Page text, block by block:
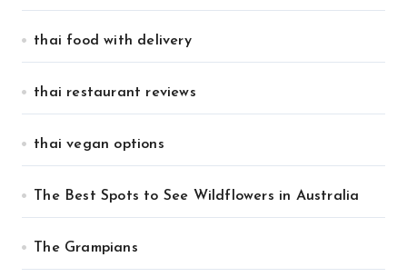
thai food with delivery
thai restaurant reviews
thai vegan options
The Best Spots to See Wildflowers in Australia
The Grampians